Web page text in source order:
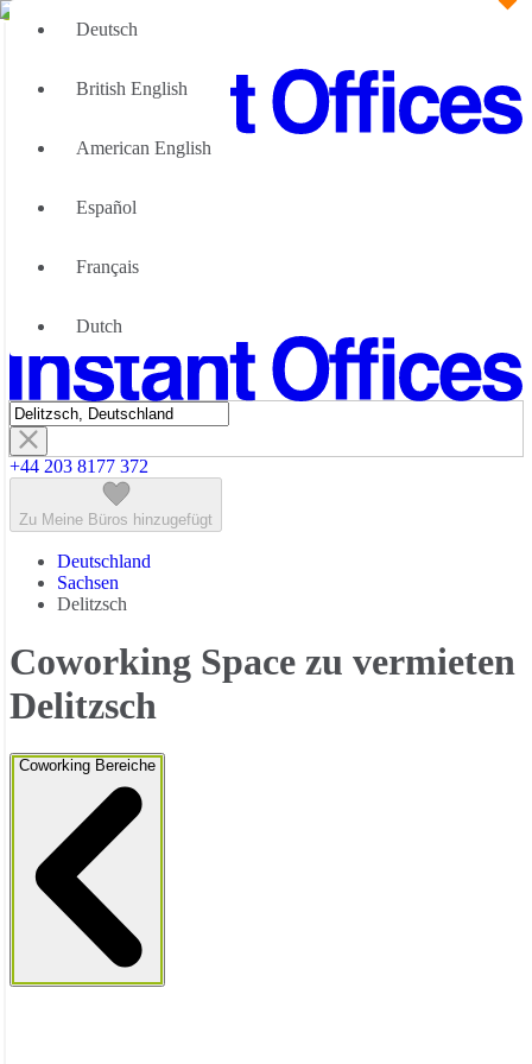
Wir können Ihnen helfen
Über uns
Kontaktiere Uns
+44 203 8177 372
Zu Meine Büros hinzugefügt
Deutschland
Sachsen
Delitzsch
Coworking Space zu vermieten
Delitzsch
Coworking Bereiche
Deutsch
British English
American English
Español
Français
Dutch